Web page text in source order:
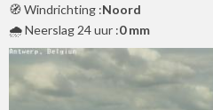
🧭 Windrichting :Noord
🌧️ Neerslag 24 uur :0 mm